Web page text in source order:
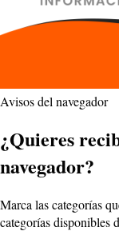
Avisos del navegador
¿Quieres
navegador?
Marca las categorías
categorías disponibles